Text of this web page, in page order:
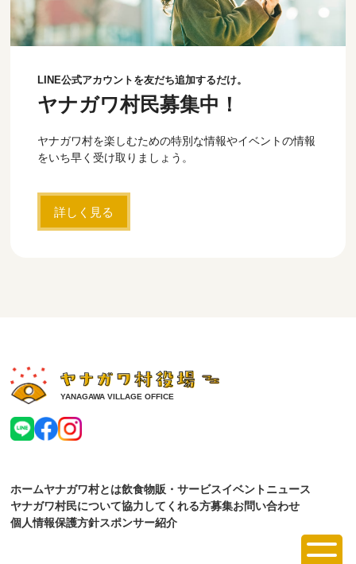
LINE公式アカウントを友だち追加するだけ。
ヤナガワ村民募集中！
ヤナガワ村を楽しむための特別な情報やイベントの情報
をいち早く受け取りましょう。
詳しく見る
YANAGAWA VILLAGE OFFICE
ホームヤナガワ村とは飲食物販・サービスイベントニュース
ヤナガワ村民について協力してくれる方募集お問い合わせ
個人情報保護方針スポンサー紹介